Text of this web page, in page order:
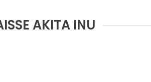
AKITA INU